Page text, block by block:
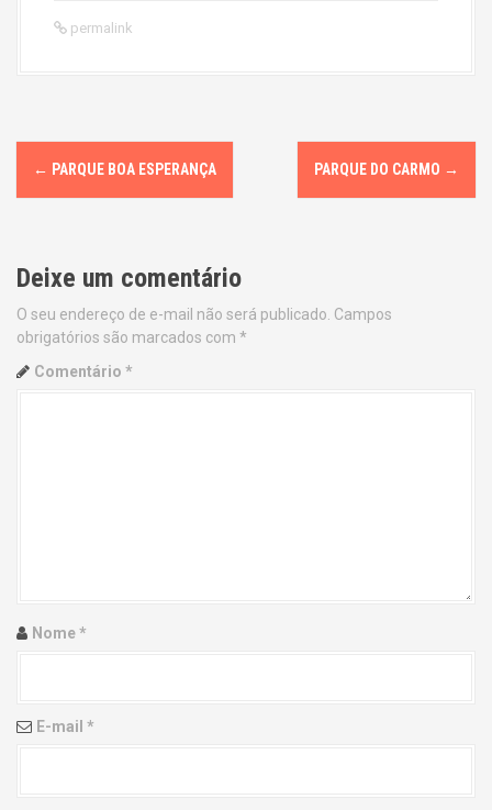
permalink
P
o
t
n
a
i
n
← PARQUE BOA ESPERANÇA PARQUE DO CARMO →
Deixe um comentário
O seu endereço de e-mail não será publicado. Campos
obrigatórios são marcados com *
Comentário *
Nome*
E-mail *